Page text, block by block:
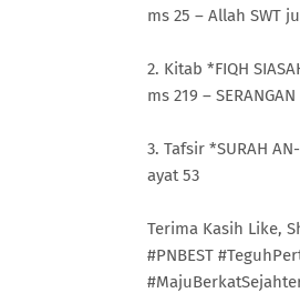
ms 25 – Allah SWT
2. Kitab *FIQH
ms 219 –
3. Tafsir *SURAH
ayat 53
Terima Kasih Like,
#PNBEST